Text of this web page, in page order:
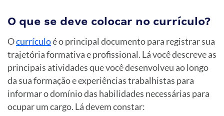
O que se deve colocar no currículo?
Ocurrículoé o principal documento para registrar sua
trajetória formativa e profissional. Lá você descreve as
principais atividades que você desenvolveu ao longo
da sua formação e experiências trabalhistas para
informar o domínio das habilidades necessárias para
ocupar um cargo. Lá devem constar: